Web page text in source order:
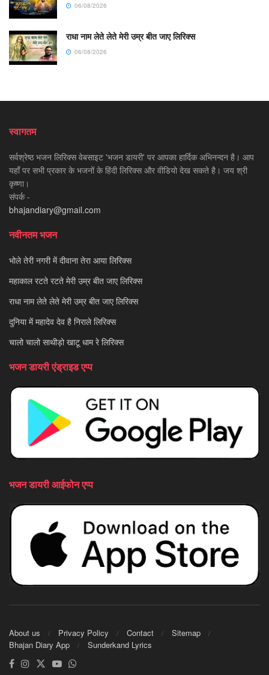
06/08/2026
राधा नाम लेते लेते मेरी उम्र बीत जाए लिरिक्स
06/08/2026
स्वागतम
सर्वश्रेष्ठ भजन लिरिक्स वेबसाइट 'भजन डायरी' पर आपका हार्दिक अभिनन्दन है। आप
यहाँ पर सभी प्रकार के भजनों के हिंदी लिरिक्स और वीडियो देख सकते है। जय श्री
कृष्णा।
संपर्क -
bhajandiary@gmail.com
नवीनतम भजन
भोले तेरी नगरी में दीवाना तेरा आया लिरिक्स
महाकाल रटते रटते मेरी उम्र बीत जाए लिरिक्स
राधा नाम लेते लेते मेरी उम्र बीत जाए लिरिक्स
दुनिया में महादेव देव है निराले लिरिक्स
चालो चालो साथीड़ो खाटू धाम रे लिरिक्स
भजन डायरी एंड्राइड एप्प
भजन डायरी आईफोन एप्प
About us Privacy Policy Contact
Sitemap
Bhajan Diary App
Sunderkand Lyrics